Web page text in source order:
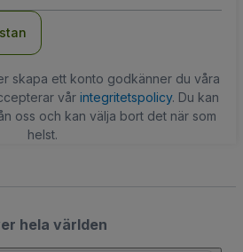
skapa ett konto godkänner du våra
vår integritetspolicy. Du kan
oss och kan välja bort det när som
helst.
hela världen